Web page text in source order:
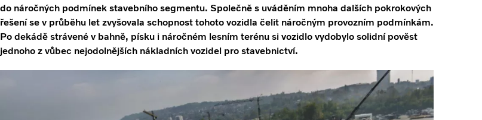
do náročných podmínek stavebního segmentu. Společně s uváděním mnoha dalších pokrokových
řešení se v průběhu let zvyšovala schopnost tohoto vozidla čelit náročným provozním podmínkám.
Po dekádě strávené v bahně, písku i náročném lesním terénu si vozidlo vydobylo solidní pověst
jednoho z vůbec nejodolnějších nákladních vozidel pro stavebnictví.